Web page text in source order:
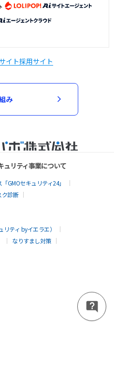
イト採用サイト
み
ュリティ事業について
GMOセキュリティ24」
ク診断
ティ byイエラエ）
なりすまし対策